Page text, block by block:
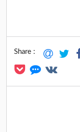
Share :